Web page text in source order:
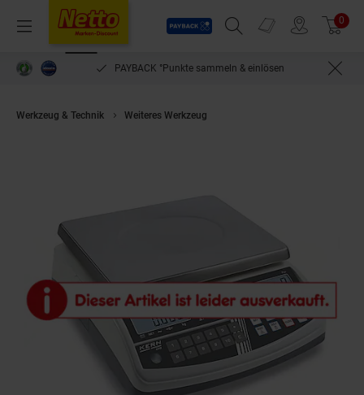
Menü
Payback
Suchfeld einblenden
Prospekte 0
PAYBACK °Punkte sammeln & einlösen
Werkzeug & Technik Weiteres Werkzeug